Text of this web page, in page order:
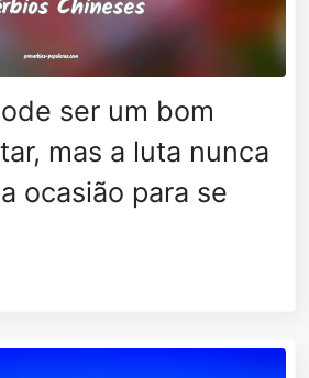
ser um bom
mas a luta nunca
ocasião para se